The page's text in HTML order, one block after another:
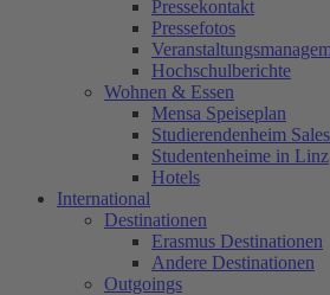
Pressekontakt
Pressefotos
Hochschulberichte
Wohnen & Essen
Mensa Speiseplan
Studierendenheim
Studentenheime in Linz
Hotels
International
Destinationen
Erasmus Destinationen
Andere Destinationen
Outgoings